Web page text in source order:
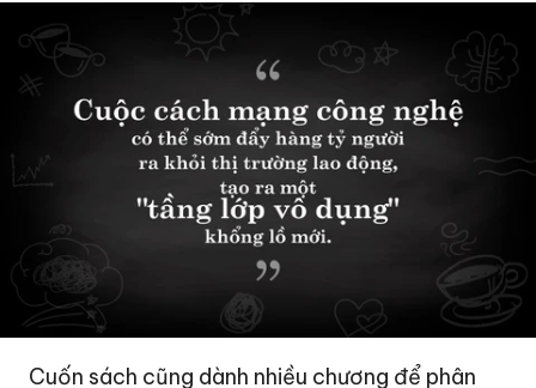
Cuốn sách cũng dành nhiều chương để phân